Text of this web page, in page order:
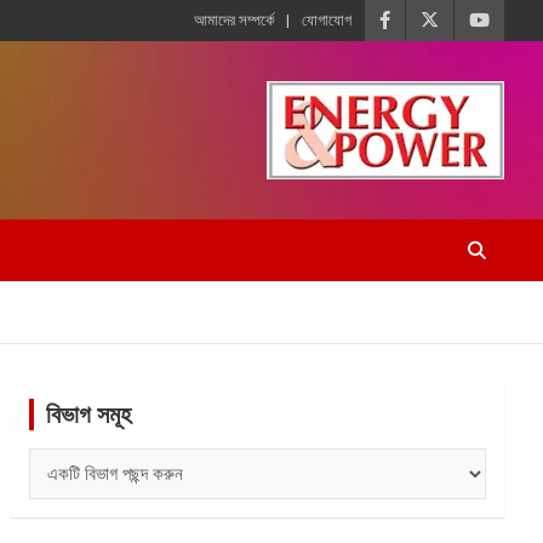
আমাদের সম্পর্কে যোগাযোগ
বিভাগ সমূহ
সমূহ